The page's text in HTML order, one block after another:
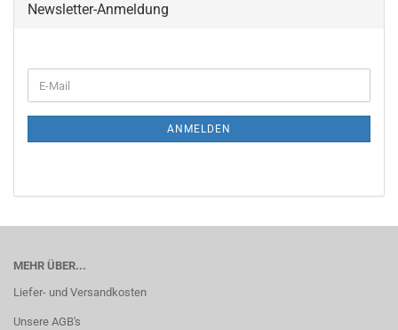
Newsletter-Anmeldung
ZUR
E-
Mail
ANMELDEN
MEHR ÜBER...
Liefer- und Versandkosten
Unsere AGB's